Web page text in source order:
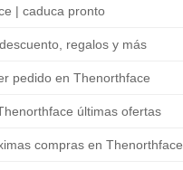
| caduca pronto
regalos y más
pedido en Thenorthface
últimas ofertas
compras en Thenorthface